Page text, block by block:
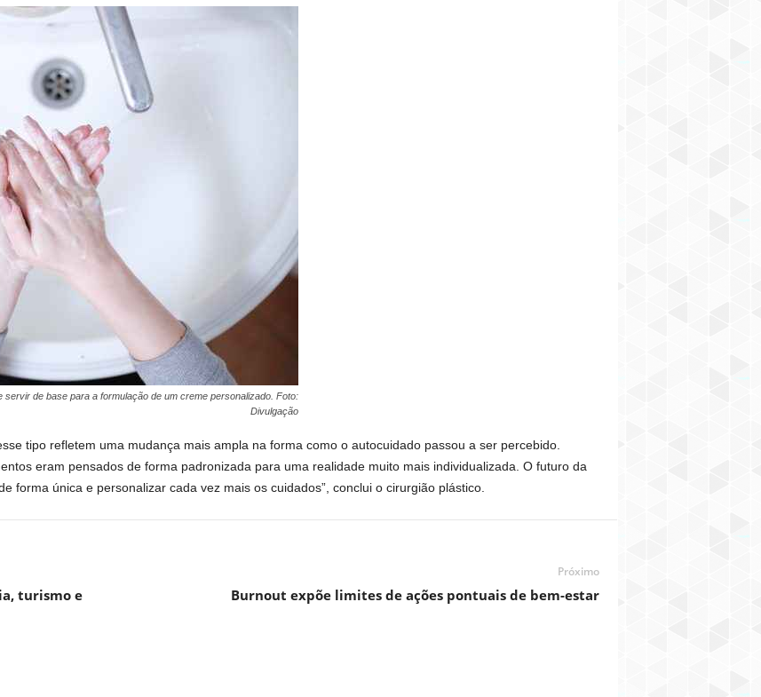
de base para a formulação de um creme personalizado. Foto:
Divulgação
tipo refletem uma mudança mais ampla na forma como o autocuidado passou a ser percebido.
eram pensados de forma padronizada para uma realidade muito mais individualizada. O futuro da
forma única e personalizar cada vez mais os cuidados”, conclui o cirurgião plástico.
turismo e
Próximo
Burnout expõe limites de ações pontuais de bem-estar